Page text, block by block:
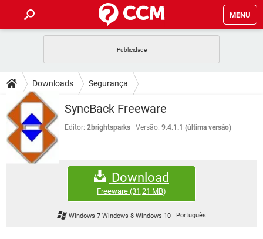
MENU
CELULAR
OUTLOOK EXCEL
INSTAGRAM GMAIL
GUIA DE COMPRAS
DICAS
JOGOS
CELULAR
OUTLOOK
INSTAGRAM
DOWNLOADS
JOGOS WHATSAPP
CELULAR
EXCEL
GMAIL
FÓRUM
JOGOS
FACEBOOK
EXCEL
GMAIL
GLOSSÁRIO
WHATSAPP
Downloads Segurança
SyncBack Freeware
Editor: 2brightsparks Versão: 9.4.1.1 (última versão)
Download
Freeware (31,21 MB)
Windows 7 Windows 8 Windows 10- Português